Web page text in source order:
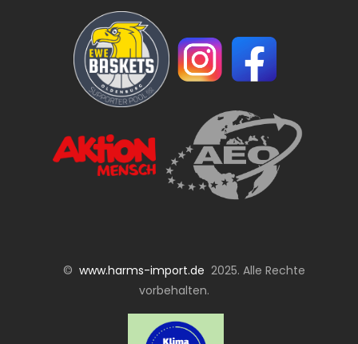
© www.harms-import.de 2025. Alle Rechte
vorbehalten.